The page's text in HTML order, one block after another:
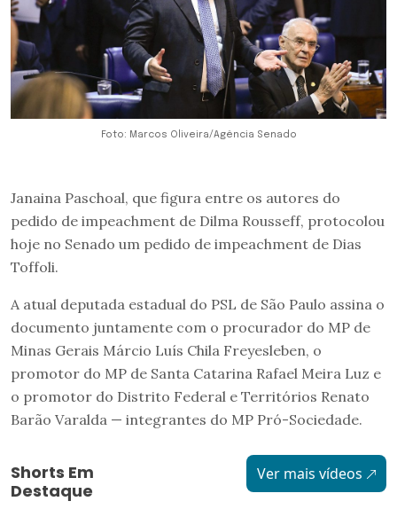
Foto: Marcos Oliveira/Agência Senado
Janaina Paschoal, que figura entre os autores do
pedido de impeachment de Dilma Rousseff, protocolou
hoje no Senado um pedido de impeachment de Dias
Toffoli.
A atual deputada estadual do PSL de São Paulo assina o
documento juntamente com o procurador do MP de
Minas Gerais Márcio Luís Chila Freyesleben, o
promotor do MP de Santa Catarina Rafael Meira Luz e
o promotor do Distrito Federal e Territórios Renato
Barão Varalda — integrantes do MP Pró-Sociedade.
Shorts Em
Destaque
Ver mais vídeos